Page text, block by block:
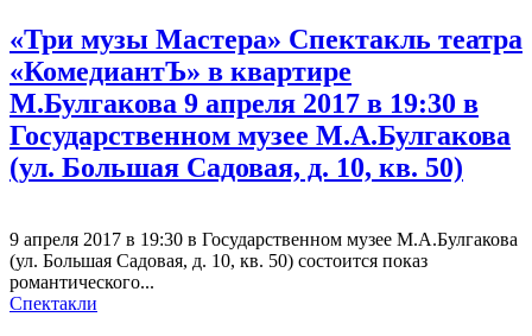
«Три музы Мастера» Спектакль театра
«КомедиантЪ» в квартире
М.Булгакова 9 апреля 2017 в 19:30 в
Государственном музее М.А.Булгакова
(ул. Большая Садовая, д. 10, кв. 50)
9 апреля 2017 в 19:30 в Государственном музее М.А.Булгакова
(ул. Большая Садовая, д. 10, кв. 50) состоится показ
романтического...
Спектакли